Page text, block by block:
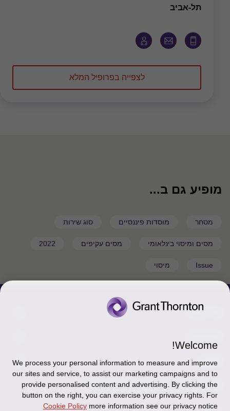
תל-אביב
לצפייה בפרופיל המלא
מופיע גם ב...
מסחר מוסדות פיננסיים סוג שירות
מסים ומיסוי בינלאומי מסים עקיפים 2022
Issue מיסוי
צור קשר
כניסה לעובדים - דוא"ל
כניסה לעובדים - דוחות עבודה
אודותינו
זיכרון והנצחה
תקנון
מדיניות הפרטיות
Disclaimer
עקבו אחרינו ברשתות החברתיות
Welcome!
We process your personal information to measure and improve
our sites and service, to assist our marketing campaigns and to
provide personalised content and advertising. By clicking the
button on the right, you can exercise your privacy rights. For
more information see our privacy notice
Cookie Policy